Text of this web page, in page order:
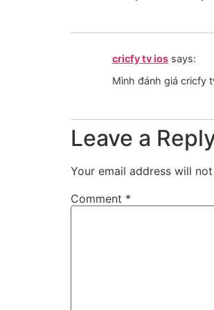
cricfy tv ios says:
Mình đánh giá cricfy
Leave a
Your email address will
Comment *